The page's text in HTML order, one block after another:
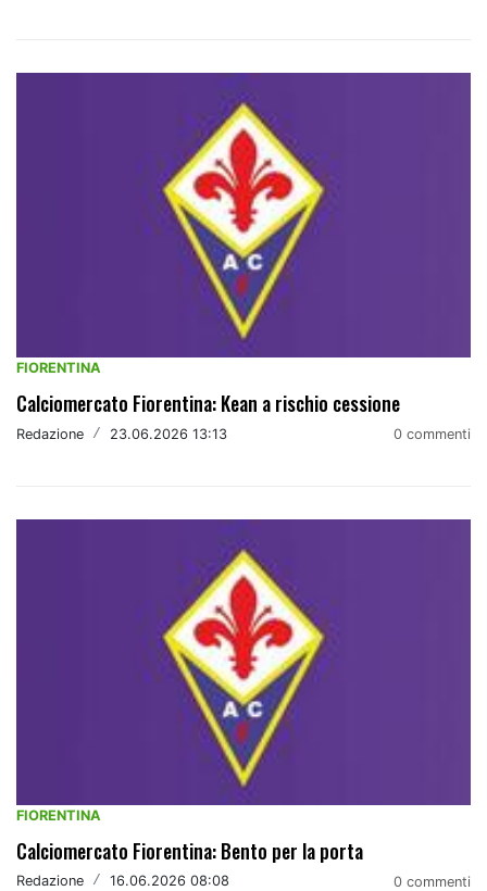
FIORENTINA
Calciomercato Fiorentina: Kean a rischio cessione
Redazione / 23.06.2026 13:13 0 commenti
FIORENTINA
Calciomercato Fiorentina: Bento per la porta
Redazione / 16.06.2026 08:08 0 commenti